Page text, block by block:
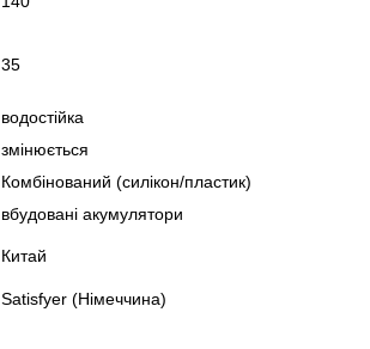
35
водостійка
змінюється
Комбінований (силікон/пластик)
вбудовані акумулятори
Китай
Satisfyer (Німеччина)